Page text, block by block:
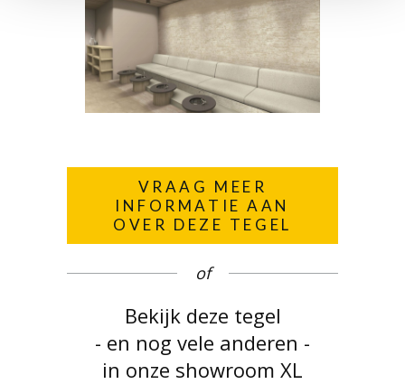
VRAAG MEER
INFORMATIE AAN
OVER DEZE TEGEL
of
Bekijk deze tegel
- en nog vele anderen -
in onze showroom XL